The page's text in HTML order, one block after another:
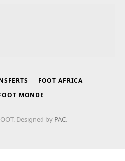
FOOT AFRICA
MONDE
Designed by PAC.